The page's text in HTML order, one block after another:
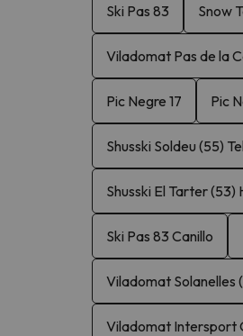
Ski Pas 83 Snow
Viladomat Pas de la
Pic Negre 17 Pic
Shusski Soldeu (55)
Shusski El Tarter (53)
Ski Pas 83 Canillo
Viladomat Solanelles
Viladomat Intersport